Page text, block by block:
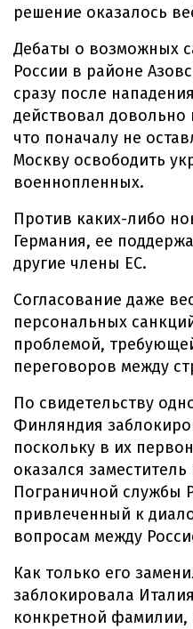
решение оказалось
Дебаты о возможных
России в районе
сразу после
действовал
что поначалу не
Москву освободить
военнопленных.
Против каких-либо
Германия, ее
другие члены ЕС.
Согласование даже
персональных
проблемой,
переговоров между
По свидетельству
Финляндия
поскольку в их
оказался заместитель
Пограничной службы
привлеченный к
вопросам между
Как только его
заблокировала
конкретной